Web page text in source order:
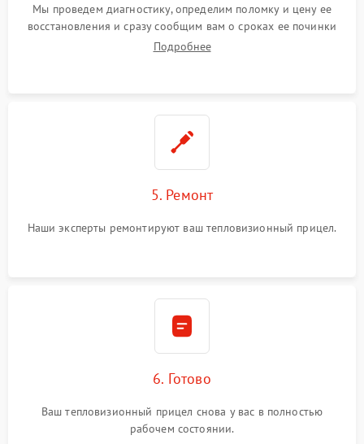
Мы проведем диагностику, определим поломку и цену ее
восстановления и сразу сообщим вам о сроках ее починки
Подробнее
5. Ремонт
Наши эксперты ремонтируют ваш тепловизионный прицел.
6. Готово
Ваш тепловизионный прицел снова у вас в полностью
рабочем состоянии.